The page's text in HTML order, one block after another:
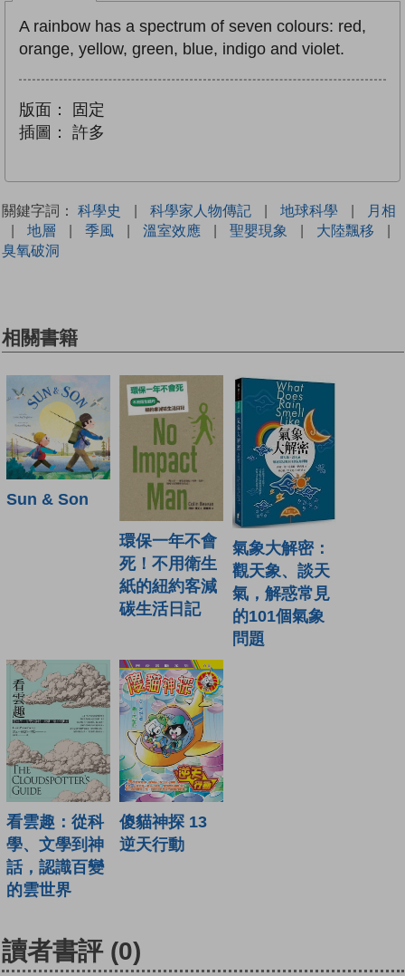
A rainbow has a spectrum of seven colours: red,
orange, yellow, green, blue, indigo and violet.
版面：
固定
插圖：
許多
關鍵字詞： 科學史 | 科學家人物傳記 | 地球科學 |
月相
|
地層 | 季風 | 溫室效應 | 聖嬰現象 | 大陸飄移
|
臭氧破洞
相關書籍
Sun & Son
環保一年不會
死！不用衛生
紙的紐約客減
碳生活日記
氣象大解密：
觀天象、談天
氣，解惑常見
的101個氣象
問題
看雲趣：從科
學、文學到神
話，認識百變
的雲世界
傻貓神探 13
逆天行動
讀者書評 (0)